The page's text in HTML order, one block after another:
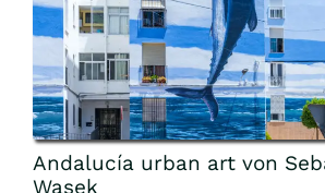
Andalucía urban art von
Wasek